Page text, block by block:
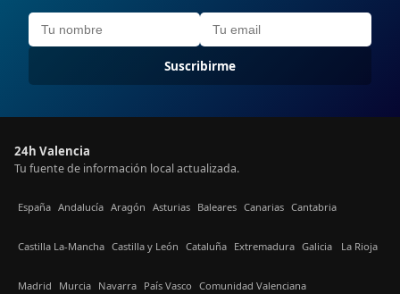
Suscribirme
24h Valencia
Tu fuente de información local actualizada.
España Andalucía Aragón Asturias Baleares Canarias Cantabria
Castilla La-Mancha Castilla y León Cataluña Extremadura Galicia La Rioja
Madrid Murcia Navarra País Vasco Comunidad Valenciana